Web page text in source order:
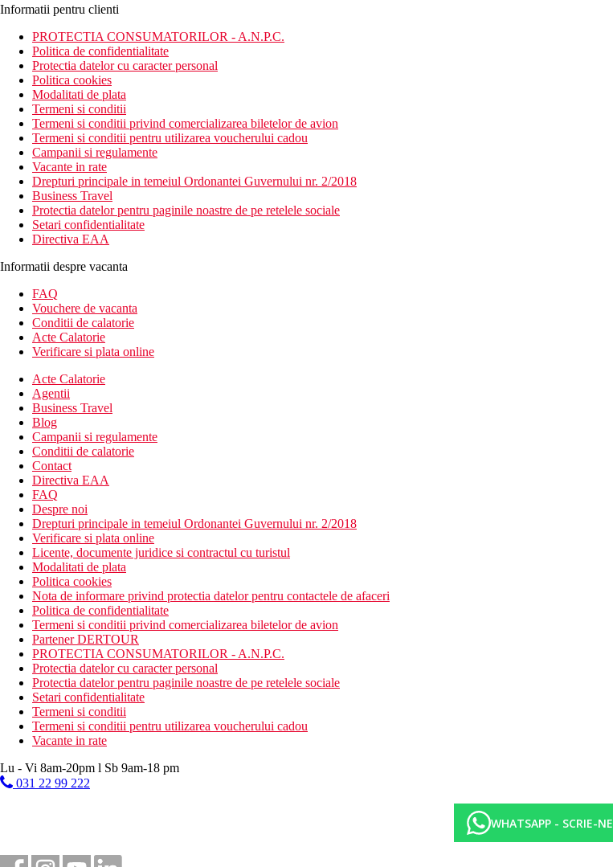
Informatii pentru clienti
PROTECTIA CONSUMATORILOR - A.N.P.C.
Politica de confidentialitate
Protectia datelor cu caracter personal
Politica cookies
Modalitati de plata
Termeni si conditii
Termeni si conditii privind comercializarea biletelor de avion
Termeni si conditii pentru utilizarea voucherului cadou
Campanii si regulamente
Vacante in rate
Drepturi principale in temeiul Ordonantei Guvernului nr. 2/2018
Business Travel
Protectia datelor pentru paginile noastre de pe retelele sociale
Setari confidentialitate
Directiva EAA
Informatii despre vacanta
FAQ
Vouchere de vacanta
Conditii de calatorie
Acte Calatorie
Verificare si plata online
Acte Calatorie
Agentii
Business Travel
Blog
Campanii si regulamente
Conditii de calatorie
Contact
Directiva EAA
FAQ
Despre noi
Drepturi principale in temeiul Ordonantei Guvernului nr. 2/2018
Verificare si plata online
Licente, documente juridice si contractul cu turistul
Modalitati de plata
Politica cookies
Nota de informare privind protectia datelor pentru contactele de afaceri
Politica de confidentialitate
Termeni si conditii privind comercializarea biletelor de avion
Partener DERTOUR
PROTECTIA CONSUMATORILOR - A.N.P.C.
Protectia datelor cu caracter personal
Protectia datelor pentru paginile noastre de pe retelele sociale
Setari confidentialitate
Termeni si conditii
Termeni si conditii pentru utilizarea voucherului cadou
Vacante in rate
Lu - Vi 8am-20pm l Sb 9am-18 pm
031 22 99 222
WHATSAPP - SCRIE-NE